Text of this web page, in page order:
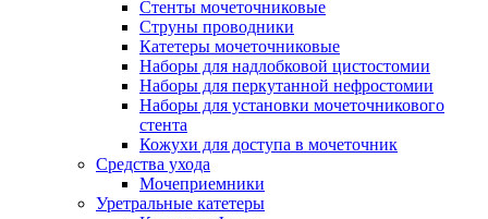
Стенты мочеточниковые
Струны проводники
Катетеры мочеточниковые
Наборы для надлобковой цистостомии
Наборы для перкутанной нефростомии
Наборы для установки мочеточникового
стента
Кожухи для доступа в мочеточник
Средства ухода
Мочеприемники
Уретральные катетеры